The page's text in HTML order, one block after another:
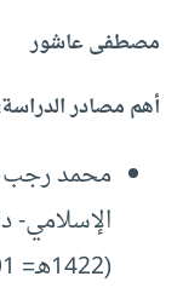
مصطفى عاشور
أهم مصادر
محمد رجب
الإسلامي-
(1422هـ= 2001).